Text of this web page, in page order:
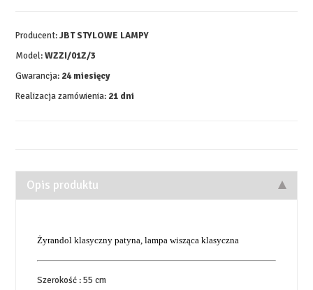
Producent:JBT STYLOWE LAMPY
Model:WZZI/01Z/3
Gwarancja: 24 miesięcy
Realizacja zamówienia: 21 dni
Opis produktu
Żyrandol klasyczny patyna, lampa wisząca klasyczna
Szerokość : 55 cm